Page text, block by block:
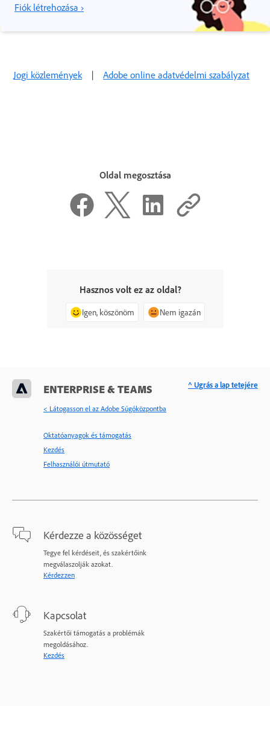
Fiók létrehozása ›
Jogi közlemények | Adobe online adatvédelmi szabályzat
Oldal megosztása
Hasznos volt ez az oldal?
Igen, köszönöm Nem igazán
ENTERPRISE & TEAMS
< Látogasson el az Adobe Súgóközpontba
Oktatóanyagok és támogatás
Kezdés
Felhasználói útmutató
Kérdezze a közösséget
Tegye fel kérdéseit, és szakértőink
megválaszolják azokat.
Kérdezzen
Kapcsolat
Szakértői támogatás a problémák
megoldásához.
Kezdés
^ Ugrás a lap tetejére